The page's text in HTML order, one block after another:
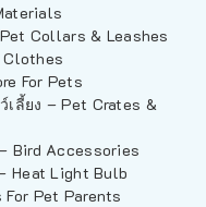
Collars & Leashes
Clothes
For Pets
ลี้ยง – Pet Crates &
Bird Accessories
Heat Light Bulb
Pet Parents